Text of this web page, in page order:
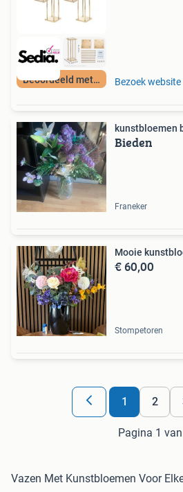
Beoordeeld met 9+ Bezoek website
kunstbloemen
Bieden
Franeker
Mooie
€ 60,00
Stompetoren
1 2
Pagina 1
Vazen Met Kunstbloemen Voor